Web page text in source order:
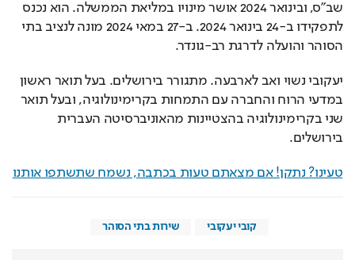
שב"ס,
ובינואר 2024 אושר מינויו במליאת הממשלה. הוא נכנס
לתפקידו ב-24 בינואר 2024. ב-27 במאי 2024 מונה לנציב בתי
הסוהר והועלה לדרגת רב-גונדר.
יעקובי נשוי ואב לארבעה. מתגורר בירושלים. בעל תואר ראשון
במדעי הרוח והחברה עם התמחות בקרימינולוגיה, ובעל תואר
שני בקרימינולוגיה בהצטיינות מהאוניברסיטה העברית
בירושלים.
טעינו? נתקן! אם מצאתם טעות בכתבה, נשמח שתשתפו אותנו
קובי יעקובי שירות בתי הסוהר